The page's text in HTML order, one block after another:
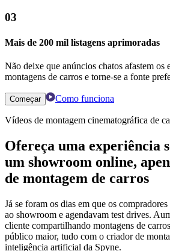
03
Mais de 200 mil listagens aprimoradas
Não deixe que anúncios chatos afastem os
montagens de carros e torne-se a fonte
Começar Como funciona
Vídeos de montagem cinematográfica de
Ofereça uma experiência
um showroom online,
de montagem de carros
Já se foram os dias em que os
ao showroom e agendavam test drives.
cliente compartilhando montagens de
público maior, tudo com o criador de
inteligência artificial da Spyne.